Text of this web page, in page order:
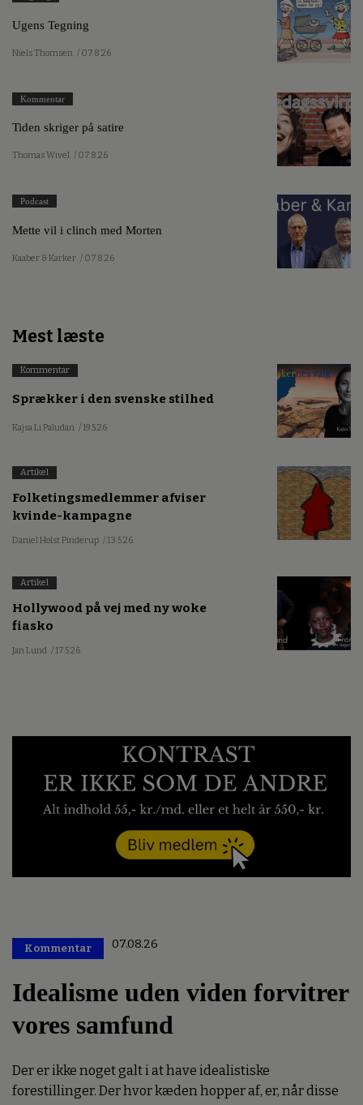
Ugens Tegning
Niels Thomsen / 07.8.26
Kommentar
Tiden skriger på satire
Thomas Wivel / 07.8.26
Podcast
Mette vil i clinch med Morten
Kaaber & Karker / 07.8.26
Mest læste
Kommentar
Sprækker i den svenske stilhed
Kajsa Li Paludan / 19.5.26
Artikel
Folketingsmedlemmer afviser
kvinde-kampagne
Daniel Holst Pinderup / 13.5.26
Artikel
Hollywood på vej med ny woke
fiasko
Jan Lund / 17.5.26
Kommentar 07.08.26
Idealisme uden viden forvitrer
vores samfund
Der er ikke noget galt i at have idealistiske
forestillinger. Der hvor kæden hopper af, er, når disse